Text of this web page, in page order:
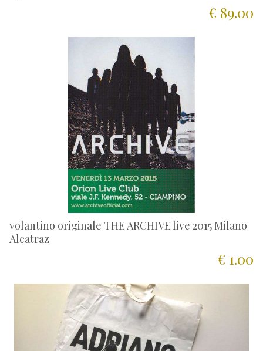
€ 89.00
volantino originale THE ARCHIVE live 2015 Milano
Alcatraz
€ 1.00